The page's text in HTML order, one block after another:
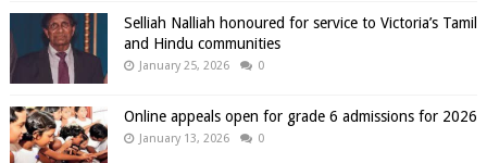
Selliah Nalliah honoured for service to Victoria’s Tamil
and Hindu communities
January 25, 2026 0
Online appeals open for grade 6 admissions for 2026
January 13, 2026 0